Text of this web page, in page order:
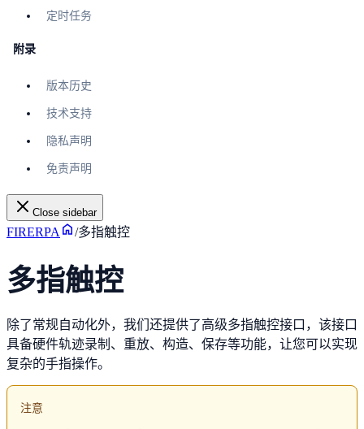
定时任务
附录
版本历史
技术支持
隐私声明
免责声明
Close sidebar
FIRERPA /多指触控
多指触控
除了常规自动化外，我们还提供了高级多指触控接口，该接口
具备硬件轨迹录制、重放、构造、保存等功能，让您可以实现
复杂的手指操作。
注意